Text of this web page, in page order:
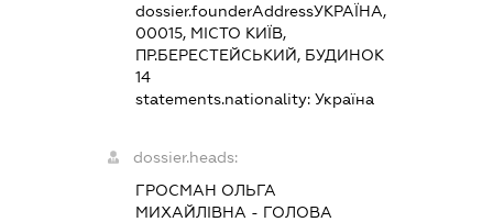
dossier.founderAddressУКРАЇНА,
00015, МІСТО КИЇВ,
ПР.БЕРЕСТЕЙСЬКИЙ, БУДИНОК
14
statements.nationality: Україна
dossier.heads:
ГРОСМАН ОЛЬГА
МИХАЙЛІВНА - ГОЛОВА